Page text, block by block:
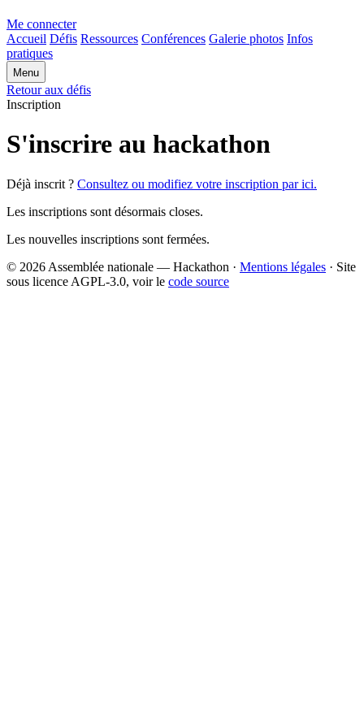
Me connecter
Accueil Défis Ressources Conférences Galerie photos Infos
pratiques
Menu
Retour aux défis
Inscription
S'inscrire au hackathon
Déjà inscrit ? Consultez ou modifiez votre inscription par ici.
Les inscriptions sont désormais closes.
Les nouvelles inscriptions sont fermées.
© 2026 Assemblée nationale — Hackathon · Mentions légales · Site
sous licence AGPL-3.0, voir le code source